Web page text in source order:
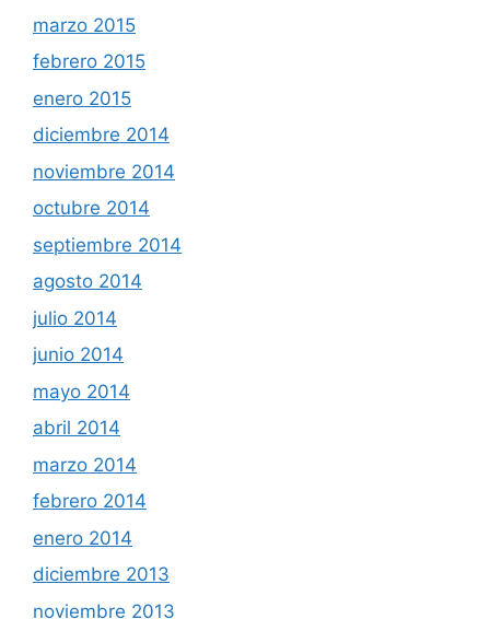
marzo 2015
febrero 2015
enero 2015
diciembre 2014
noviembre 2014
octubre 2014
septiembre 2014
agosto 2014
julio 2014
junio 2014
mayo 2014
abril 2014
marzo 2014
febrero 2014
enero 2014
diciembre 2013
noviembre 2013